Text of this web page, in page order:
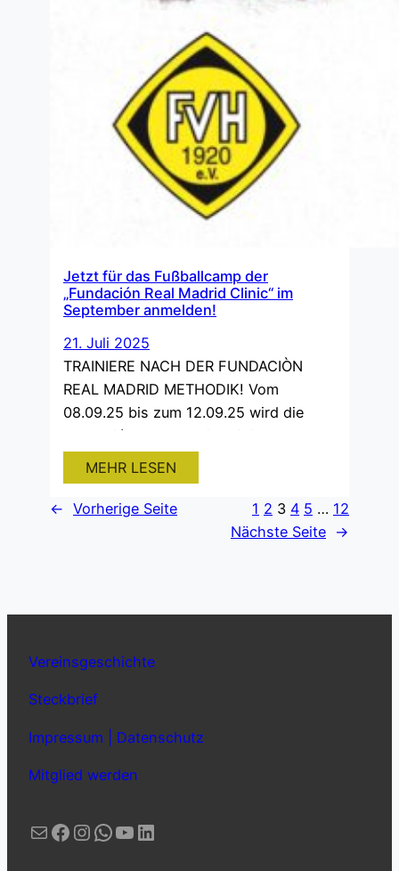
Jetzt für das Fußballcamp der
„Fundación Real Madrid Clinic“ im
September anmelden!
21. Juli 2025
TRAINIERE NACH DER FUNDACIÒN
REAL MADRID METHODIK! Vom
08.09.25 bis zum 12.09.25 wird die
Fundación Real Madrid Clinic,
organisiert von Kohfahl Ballstrategien,
erneut in Haltingen stattfinden. Das
fünftägige „königliche Fußballcamp“
wird auch in diesem Jahr auf dem
16-jährige…
MEHR LESEN
← Vorherige Seite 1 2 3 4 5 … 12
Nächste Seite →
Vereinsgeschichte
Steckbrief
Impressum | Datenschutz
Mitglied werden
E-Mail Facebook Instagram WhatsApp YouTube LinkedIn